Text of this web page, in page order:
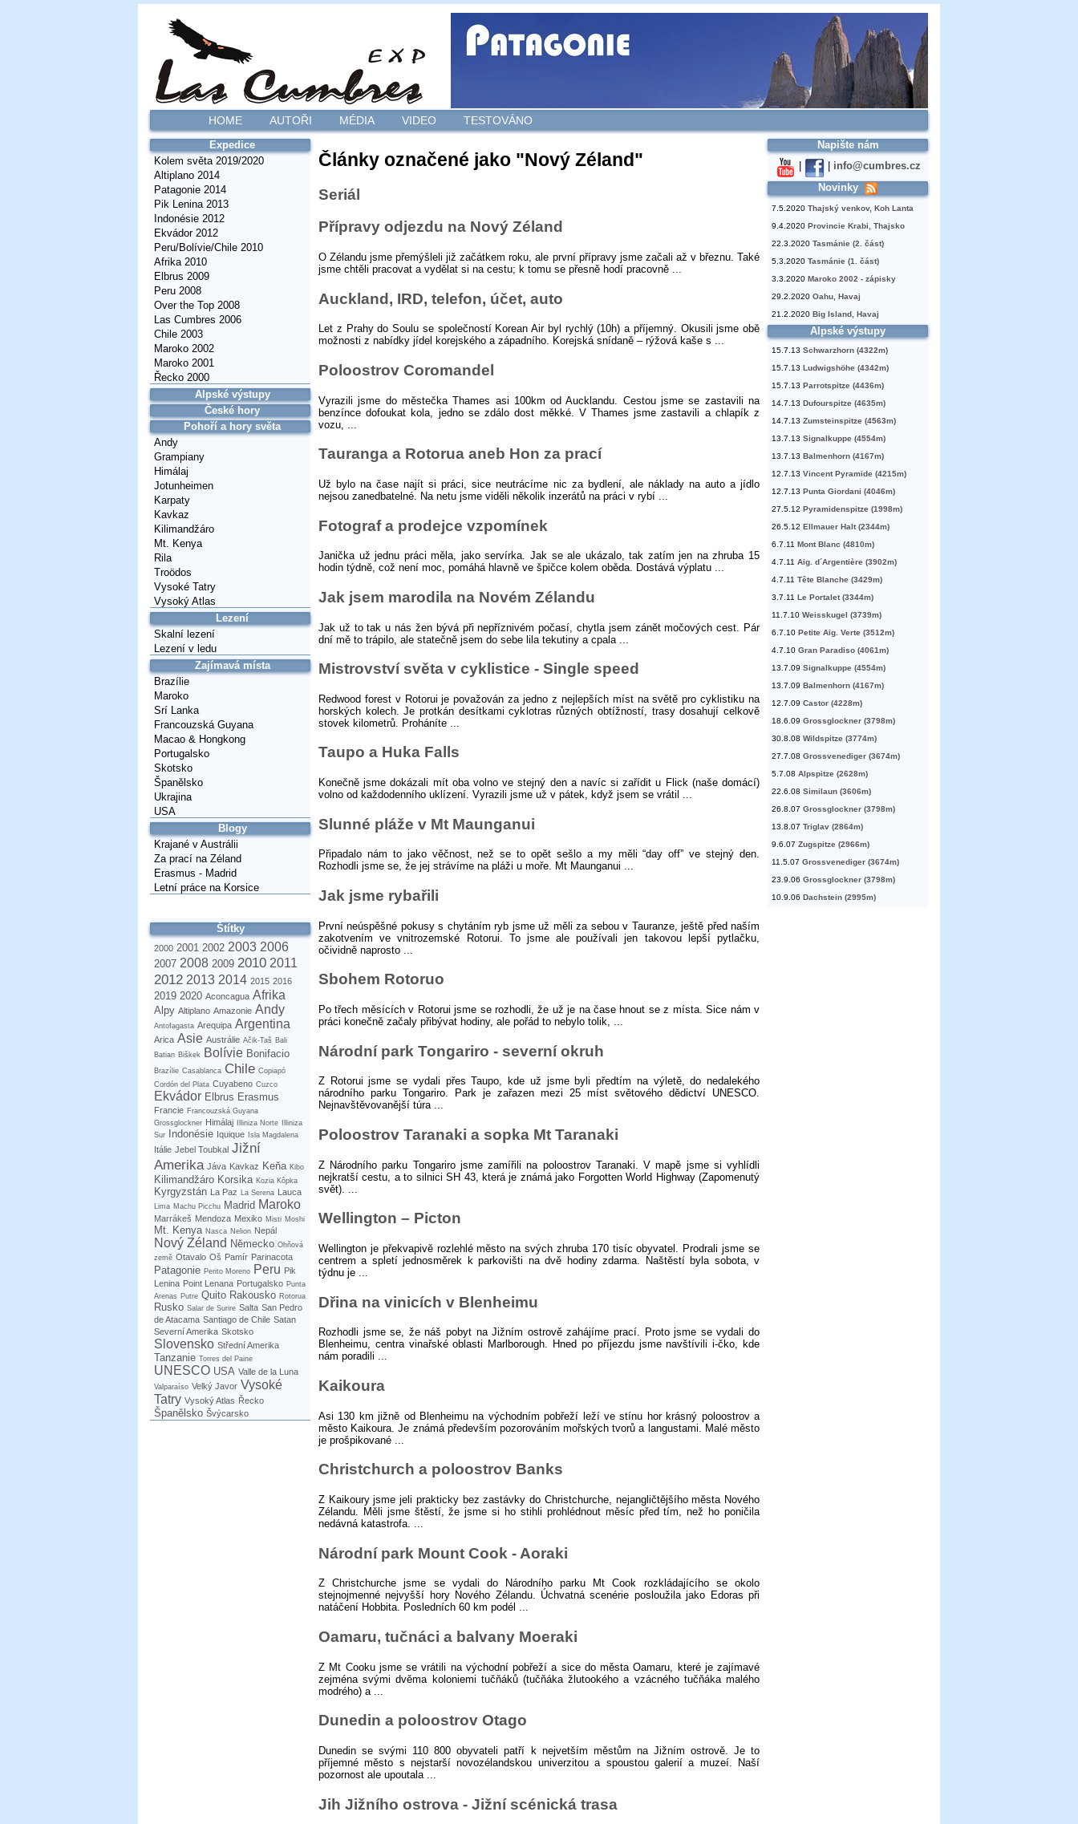
HOME AUTOŘI MÉDIA VIDEO TESTOVÁNO
Expedice
Kolem světa 2019/2020
Altiplano 2014
Patagonie 2014
Pik Lenina 2013
Indonésie 2012
Ekvádor 2012
Peru/Bolívie/Chile 2010
Afrika 2010
Elbrus 2009
Peru 2008
Over the Top 2008
Las Cumbres 2006
Chile 2003
Maroko 2002
Maroko 2001
Řecko 2000
Alpské výstupy
České hory
Pohoří a hory světa
Andy
Grampiany
Himálaj
Jotunheimen
Karpaty
Kavkaz
Kilimandžáro
Mt. Kenya
Rila
Troödos
Vysoké Tatry
Vysoký Atlas
Lezení
Skalní lezení
Lezení v ledu
Zajímavá místa
Brazílie
Maroko
Srí Lanka
Francouzská Guyana
Macao & Hongkong
Portugalsko
Skotsko
Španělsko
Ukrajina
USA
Blogy
Krajané v Austrálii
Za prací na Zéland
Erasmus - Madrid
Letní práce na Korsice
Štítky
2000 2001 2002 2003 2006
2007 2008 2009 2010 2011
2012 2013 2014 2015 2016
2019 2020 Aconcagua Afrika
Alpy Altiplano Amazonie Andy
Antofagasta Arequipa Argentina
Arica Asie Austrálie Ačik-Taš Bali
Batian Biškek Bolívie Bonifacio
Brazílie Casablanca Chile Copiapó
Cordón del Plata Cuyabeno Cuzco
Ekvádor Elbrus Erasmus
Francie Francouzská Guyana
Grossglockner Himálaj Illiniza Norte
Illiniza
Sur
Indonésie Iquique Isla Magdalena
Itálie Jebel Toubkal Jižní
Amerika Jáva Kavkaz Keňa Kibo
Kilimandžáro Korsika Kozia Kôpka
Kyrgyzstán La Paz La Serena Lauca
Lima Machu Picchu Madrid Maroko
Marrákeš Mendoza Mexiko Misti Moshi
Mt. Kenya Nasca Nelion Nepál
Nový Zéland Německo Ohňová
země Otavalo Oš Pamír Parinacota
Patagonie Perito Moreno Peru Pik
Lenina Point Lenana Portugalsko Punta
Arenas Putre Quito Rakousko Rotorua
Rusko Salar de Surire Salta San Pedro
de Atacama Santiago de Chile Satan
Severní Amerika Skotsko
Slovensko Střední Amerika
Tanzanie Torres del Paine
UNESCO USA Valle de la Luna
Valparaíso Velký Javor Vysoké
Tatry Vysoký Atlas Řecko
Španělsko Švýcarsko
Články označené jako "Nový Zéland"
Seriál
Přípravy odjezdu na Nový Zéland
O Zélandu jsme přemýšleli již začátkem roku, ale první přípravy jsme začali až v březnu. Také
jsme chtěli pracovat a vydělat si na cestu; k tomu se přesně hodí pracovně ...
Auckland, IRD, telefon, účet, auto
Let z Prahy do Soulu se společností Korean Air byl rychlý (10h) a příjemný. Okusili jsme obě
možnosti z nabídky jídel korejského a západního. Korejská snídaně – rýžová kaše s ...
Poloostrov Coromandel
Vyrazili jsme do městečka Thames asi 100km od Aucklandu. Cestou jsme se zastavili na
benzínce dofoukat kola, jedno se zdálo dost měkké. V Thames jsme zastavili a chlapík z
vozu, ...
Tauranga a Rotorua aneb Hon za prací
Už bylo na čase najít si práci, sice neutrácíme nic za bydlení, ale náklady na auto a jídlo
nejsou zanedbatelné. Na netu jsme viděli několik inzerátů na práci v rybí ...
Fotograf a prodejce vzpomínek
Janička už jednu práci měla, jako servírka. Jak se ale ukázalo, tak zatím jen na zhruba 15
hodin týdně, což není moc, pomáhá hlavně ve špičce kolem oběda. Dostává výplatu ...
Jak jsem marodila na Novém Zélandu
Jak už to tak u nás žen bývá při nepříznivém počasí, chytla jsem zánět močových cest. Pár
dní mě to trápilo, ale statečně jsem do sebe lila tekutiny a cpala ...
Mistrovství světa v cyklistice - Single speed
Redwood forest v Rotorui je považován za jedno z nejlepších míst na světě pro cyklistiku na
horských kolech. Je protkán desítkami cyklotras různých obtížností, trasy dosahují celkově
stovek kilometrů. Proháníte ...
Taupo a Huka Falls
Konečně jsme dokázali mít oba volno ve stejný den a navíc si zařídit u Flick (naše domácí)
volno od každodenního uklízení. Vyrazili jsme už v pátek, když jsem se vrátil ...
Slunné pláže v Mt Maunganui
Připadalo nám to jako věčnost, než se to opět sešlo a my měli “day off” ve stejný den.
Rozhodli jsme se, že jej strávíme na pláži u moře. Mt Maunganui ...
Jak jsme rybařili
První neúspěšné pokusy s chytáním ryb jsme už měli za sebou v Tauranze, ještě před naším
zakotvením ve vnitrozemské Rotorui. To jsme ale používali jen takovou lepší pytlačku,
očividně naprosto ...
Sbohem Rotoruo
Po třech měsících v Rotorui jsme se rozhodli, že už je na čase hnout se z místa. Sice nám v
práci konečně začaly přibývat hodiny, ale pořád to nebylo tolik, ...
Národní park Tongariro - severní okruh
Z Rotorui jsme se vydali přes Taupo, kde už jsme byli předtím na výletě, do nedalekého
národního parku Tongariro. Park je zařazen mezi 25 míst světového dědictví UNESCO.
Nejnavštěvovanější túra ...
Poloostrov Taranaki a sopka Mt Taranaki
Z Národního parku Tongariro jsme zamířili na poloostrov Taranaki. V mapě jsme si vyhlídli
nejkratší cestu, a to silnici SH 43, která je známá jako Forgotten World Highway (Zapomenutý
svět). ...
Wellington – Picton
Wellington je překvapivě rozlehlé město na svých zhruba 170 tisíc obyvatel. Prodrali jsme se
centrem a spletí jednosměrek k parkovišti na dvě hodiny zdarma. Naštěstí byla sobota, v
týdnu je ...
Dřina na vinicích v Blenheimu
Rozhodli jsme se, že náš pobyt na Jižním ostrově zahájíme prací. Proto jsme se vydali do
Blenheimu, centra vinařské oblasti Marlborough. Hned po příjezdu jsme navštívili i-čko, kde
nám poradili ...
Kaikoura
Asi 130 km jižně od Blenheimu na východním pobřeží leží ve stínu hor krásný poloostrov a
město Kaikoura. Je známá především pozorováním mořských tvorů a langustami. Malé město
je prošpikované ...
Christchurch a poloostrov Banks
Z Kaikoury jsme jeli prakticky bez zastávky do Christchurche, nejangličtějšího města Nového
Zélandu. Měli jsme štěstí, že jsme si ho stihli prohlédnout měsíc před tím, než ho poničila
nedávná katastrofa. ...
Národní park Mount Cook - Aoraki
Z Christchurche jsme se vydali do Národního parku Mt Cook rozkládajícího se okolo
stejnojmenné nejvyšší hory Nového Zélandu. Úchvatná scenérie posloužila jako Edoras při
natáčení Hobbita. Posledních 60 km podél ...
Oamaru, tučnáci a balvany Moeraki
Z Mt Cooku jsme se vrátili na východní pobřeží a sice do města Oamaru, které je zajímavé
zejména svými dvěma koloniemi tučňáků (tučňáka žlutookého a vzácného tučňáka malého
modrého) a ...
Dunedin a poloostrov Otago
Dunedin se svými 110 800 obyvateli patří k nejvetším městům na Jižním ostrově. Je to
příjemné město s nejstarší novozélandskou univerzitou a spoustou galerií a muzeí. Naší
pozornost ale upoutala ...
Jih Jižního ostrova - Jižní scénická trasa
Napište nám
info@cumbres.cz
Novinky
7.5.2020 Thajský venkov, Koh Lanta
9.4.2020 Provincie Krabi, Thajsko
22.3.2020 Tasmánie (2. část)
5.3.2020 Tasmánie (1. část)
3.3.2020 Maroko 2002 - zápisky
29.2.2020 Oahu, Havaj
21.2.2020 Big Island, Havaj
Alpské výstupy
15.7.13 Schwarzhorn (4322m)
15.7.13 Ludwigshöhe (4342m)
15.7.13 Parrotspitze (4436m)
14.7.13 Dufourspitze (4635m)
14.7.13 Zumsteinspitze (4563m)
13.7.13 Signalkuppe (4554m)
13.7.13 Balmenhorn (4167m)
12.7.13 Vincent Pyramide (4215m)
12.7.13 Punta Giordani (4046m)
27.5.12 Pyramidenspitze (1998m)
26.5.12 Ellmauer Halt (2344m)
6.7.11 Mont Blanc (4810m)
4.7.11 Aig. d´Argentière (3902m)
4.7.11 Tête Blanche (3429m)
3.7.11 Le Portalet (3344m)
11.7.10 Weisskugel (3739m)
6.7.10 Petite Aig. Verte (3512m)
4.7.10 Gran Paradiso (4061m)
13.7.09 Signalkuppe (4554m)
13.7.09 Balmenhorn (4167m)
12.7.09 Castor (4228m)
18.6.09 Grossglockner (3798m)
30.8.08 Wildspitze (3774m)
27.7.08 Grossvenediger (3674m)
5.7.08 Alpspitze (2628m)
22.6.08 Similaun (3606m)
26.8.07 Grossglockner (3798m)
13.8.07 Triglav (2864m)
9.6.07 Zugspitze (2966m)
11.5.07 Grossvenediger (3674m)
23.9.06 Grossglockner (3798m)
10.9.06 Dachstein (2995m)